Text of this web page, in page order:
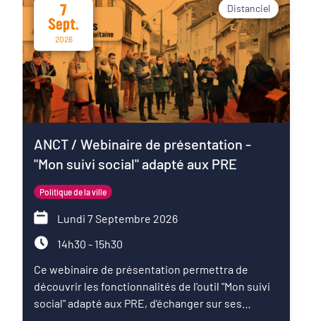
contrats et les transitions.Un
rendez-vous pour partager les
expériences, identifier les
points de vigilance et réfléchir
collectivement aux conditions
nécessaires pour transformer
une ambition politique en projet
territorial.
7
Sept.
2026
Distanciel
ANCT / Webinaire de présentation -
"Mon suivi social" adapté aux PRE
Politique de la ville
Lundi 7 Septembre 2026
14h30 - 15h30
Ce webinaire de présentation permettra de
découvrir les fonctionnalités de l'outil "Mon suivi
social" adapté aux PRE, d'échanger sur ses